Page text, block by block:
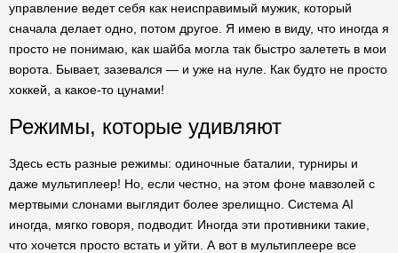
управление ведет себя как неисправимый мужик, который
сначала делает одно, потом другое. Я имею в виду, что иногда я
просто не понимаю, как шайба могла так быстро залететь в мои
ворота. Бывает, зазевался — и уже на нуле. Как будто не просто
хоккей, а какое-то цунами!
Режимы, которые удивляют
Здесь есть разные режимы: одиночные баталии, турниры и
даже мультиплеер! Но, если честно, на этом фоне мавзолей с
мертвыми слонами выглядит более зрелищно. Система AI
иногда, мягко говоря, подводит. Иногда эти противники такие,
что хочется просто встать и уйти. А вот в мультиплеере все